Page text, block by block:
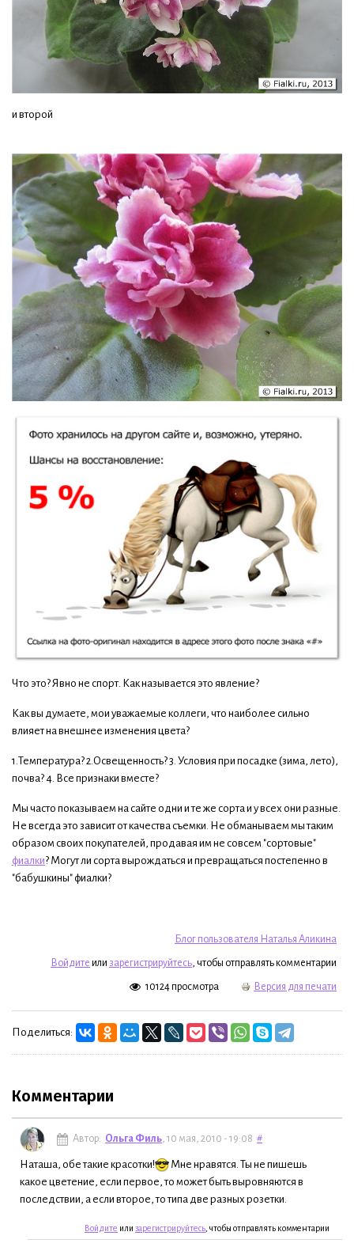
и второй
Что это? Явно не спорт. Как называется это явление?
Как вы думаете, мои уважаемые коллеги, что наиболее сильно
влияет на внешнее изменения цвета?
1.Температура? 2.Освещенность? 3. Условия при посадке (зима, лето),
почва? 4. Все признаки вместе?
Мы часто показываем на сайте одни и те же сорта и у всех они разные.
Не всегда это зависит от качества съемки. Не обманываем мы таким
образом своих покупателей, продавая им не совсем "сортовые"
фиалки? Могут ли сорта вырождаться и превращаться постепенно в
"бабушкины" фиалки?
Блог пользователя Наталья Аликина
Войдите или зарегистрируйтесь, чтобы отправлять комментарии
10124 просмотра Версия для печати
Поделиться:
Комментарии
Автор: Ольга Филь, 10 мая, 2010 - 19:08 #
Наташа, обе такие красотки!
Мне нравятся. Ты не пишешь
какое цветение, если первое, то может быть выровняются в
последствии, а если второе, то типа две разных розетки.
Войдите или зарегистрируйтесь , чтобы отправлять комментарии